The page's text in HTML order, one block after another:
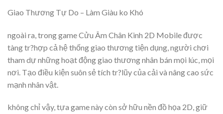
Giao Thương Tự Do – Làm Giàu ko Khó
ngoài ra, trong game Cửu Âm Chân Kinh 2D Mobile được
tàng tr?hợp cả hệ thống giao thương tiện dụng, người chơi
tham dự những hoạt động giao thương nhân bán mọi lúc, mọi
nơi. Tạo điều kiện suôn sẻ tích tr?lũy của cải và nâng cao sức
mạnh nhân vật.
không chỉ vậy, tựa game này còn sở hữu nền đồ họa 2D, giữ